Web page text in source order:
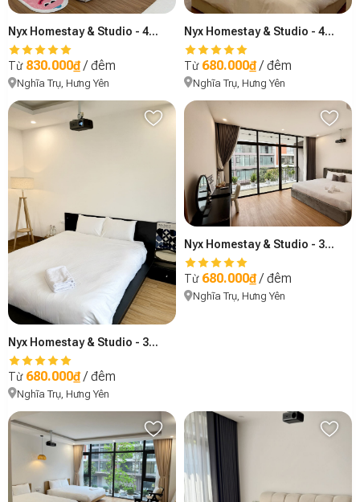
Nyx Homestay & Studio - 402
Từ 830.000₫/ đêm
Nghĩa Trụ, Hưng Yên
Nyx Homestay & Studio - 401
Từ 680.000₫/ đêm
Nghĩa Trụ, Hưng Yên
Nyx Homestay & Studio - 302
Từ 680.000₫/ đêm
Nghĩa Trụ, Hưng Yên
Nyx Homestay & Studio - 301
Từ 680.000₫/ đêm
Nghĩa Trụ, Hưng Yên